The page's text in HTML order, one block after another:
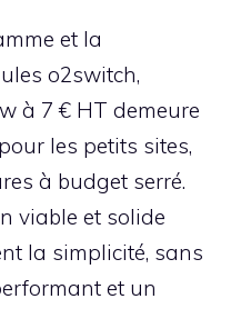
et la
o2switch,
à 7 € HT demeure
les petits sites,
à budget serré.
viable et solide
la simplicité, sans
et un